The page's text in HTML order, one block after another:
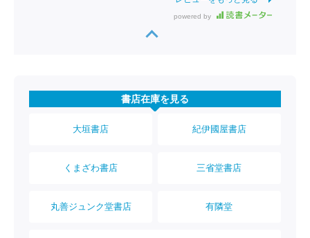
powered by
書店在庫を見る
大垣書店 紀伊國屋書店
くまざわ書店 三省堂書店
丸善ジュンク堂書店 有隣堂